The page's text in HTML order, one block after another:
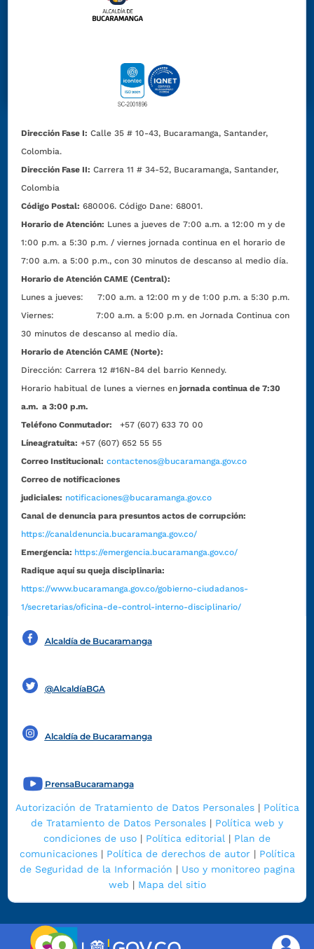
Dirección Fase I: Calle 35 # 10-43, Bucaramanga, Santander,
Colombia.
Dirección Fase II: Carrera 11 # 34-52, Bucaramanga, Santander,
Colombia
Código Postal: 680006. Código Dane: 68001.
Horario de Atención: Lunes a jueves de 7:00 a.m. a 12:00 m y de
1:00 p.m. a 5:30 p.m. / viernes jornada continua en el horario de
7:00 a.m. a 5:00 p.m., con 30 minutos de descanso al medio día.
Horario de Atención CAME (Central):
Lunes a jueves: 7:00 a.m. a 12:00 m y de 1:00 p.m. a 5:30 p.m.
Viernes: 7:00 a.m. a 5:00 p.m. en Jornada Continua con
30 minutos de descanso al medio día.
Horario de Atención CAME (Norte):
Dirección:Carrera 12 #16N-84 del barrio Kennedy.
Horario habitual de lunes a viernes en jornada continua de 7:30
a.m. a 3:00 p.m.
Teléfono Conmutador:
+57 (607) 633 70 00
Líneagratuita: +57 (607) 652 55 55
Correo Institucional: contactenos@bucaramanga.gov.co
Correo de notificaciones
judiciales: notificaciones@bucaramanga.gov.co
Canal de denuncia para presuntos actos de corrupción:
https://canaldenuncia.bucaramanga.gov.co/
Emergencia: https://emergencia.bucaramanga.gov.co/
Radique aquí su queja disciplinaria:
https://www.bucaramanga.gov.co/gobierno-ciudadanos-
1/secretarias/oficina-de-control-interno-disciplinario/
Alcaldía de Bucaramanga
@AlcaldíaBGA
Alcaldía de Bucaramanga
PrensaBucaramanga
Autorización de Tratamiento de Datos Personales| Política
de Tratamiento de Datos Personales | Política web y
condiciones de uso | Política editorial | Plan de
comunicaciones| Política de derechos de autor| Política
de Seguridad de la Información | Uso y monitoreo pagina
web | Mapa del sitio